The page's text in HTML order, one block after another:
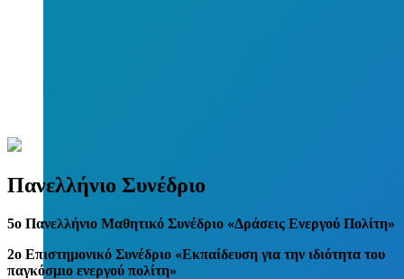
Πανελλήνιο Συνέδριο
5o Πανελλήνιο Μαθητικό Συνέδριο «Δράσεις Ενεργού Πολίτη»
2ο Επιστημονικό Συνέδριο «Εκπαίδευση για την ιδιότητα του
παγκόσμιο ενεργού πολίτη»